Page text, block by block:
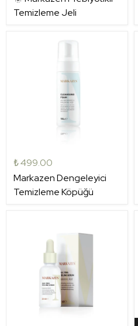
Temizleme Jeli
₺ 499.00
Markazen Dengeleyici
Temizleme Köpüğü